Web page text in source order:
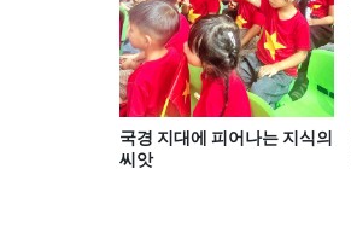
국경 지대에 피어나는 지식의
씨앗